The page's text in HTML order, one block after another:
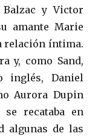
y Victor
amante Marie
relación íntima.
y, como Sand,
inglés, Daniel
Aurora Dupin
recataba en
algunas de las